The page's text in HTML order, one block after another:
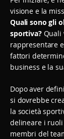
visione e la
Quali sono gli
sportiva?Quali
rappresentare
fattori
business e la
Dopo aver
si dovrebbe
la società
delineare i
membri del